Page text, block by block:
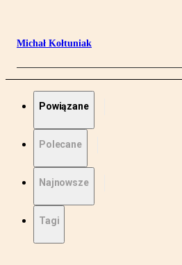
Michał Kołtuniak
Powiązane
Polecane
Najnowsze
Tagi